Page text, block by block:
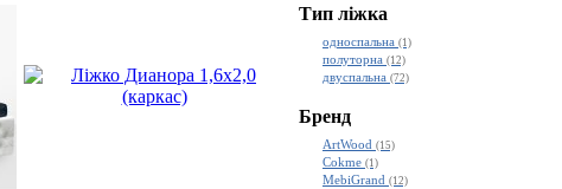
Тип ліжка
односпальна (1)
полуторна (12)
двуспальна (72)
Бренд
ArtWood (15)
Cokme (1)
MebiGrand (12)